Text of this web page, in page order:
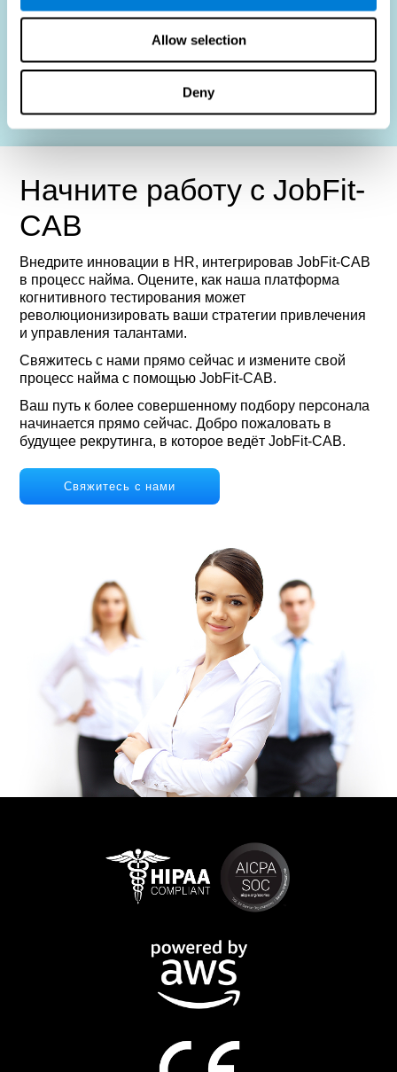
Allow selection
Deny
Организации: Повышение производительности и
удовлетворённости благодаря точному подбору
кандидатов на должности.
Начните работу с JobFit-
CAB
Внедрите инновации в HR, интегрировав JobFit-CAB
в процесс найма. Оцените, как наша платформа
когнитивного тестирования может
революционизировать ваши стратегии привлечения
и управления талантами.
Свяжитесь с нами прямо сейчас и измените свой
процесс найма с помощью JobFit-CAB.
Ваш путь к более совершенному подбору персонала
начинается прямо сейчас. Добро пожаловать в
будущее рекрутинга, в которое ведёт JobFit-CAB.
Свяжитесь с нами